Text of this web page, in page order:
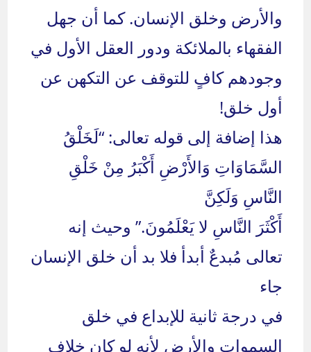
والأرض وخلق الإنسان. كما أن جهل
الفقهاء بالملائكة ودور العقل الأول في
وجودهم كافٍ للتوقف عن التكهن عن
أول خلق!
هذا إضافة إلى قوله تعالى: “لَخَلْقُ
السَّمَاوَاتِ وَالأَرْضِ أَكْبَرُ مِنْ خَلْقِ
النَّاسِ وَلَكِنَّ
أَكْثَرَ النَّاسِ لا يَعْلَمُونَ.” وحيث إنه
تعالى مُبدعٌ أبدأ فلا بد أن خلق الإنسان
جاء
في درجة ثانية للإبداع في خلق
السموات والأرض لأنه لو كان خلاف